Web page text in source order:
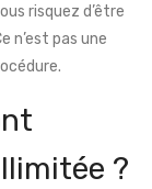
risquez d’être
n’est pas une
?